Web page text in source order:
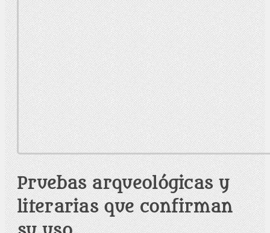
Pruebas arqueológicas y
literarias que confirman